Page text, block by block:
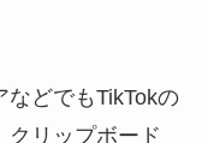
どでもTikTokの
クリップボード